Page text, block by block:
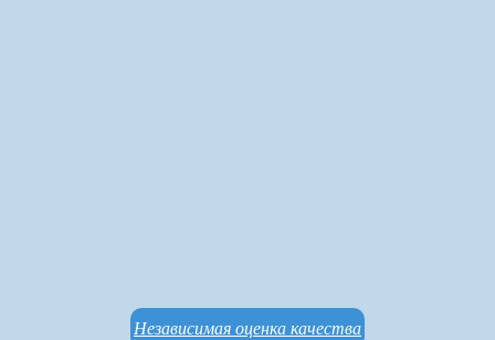
Независимая оценка качества